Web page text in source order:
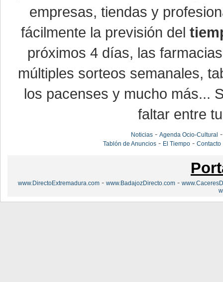
empresas, tiendas y
fácilmente la previsión del
próximos 4 días, las
múltiples sorteos semanales,
los pacenses y mucho más...
faltar entre
Noticias -Agenda Ocio-Cultural
Tablón de Anuncios - El Tiempo -Contacto
www.DirectoExtremadura.com - www.BadajozDirecto.com -